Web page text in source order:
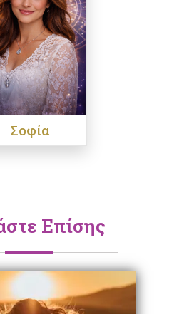
Σοφία
Επίσης